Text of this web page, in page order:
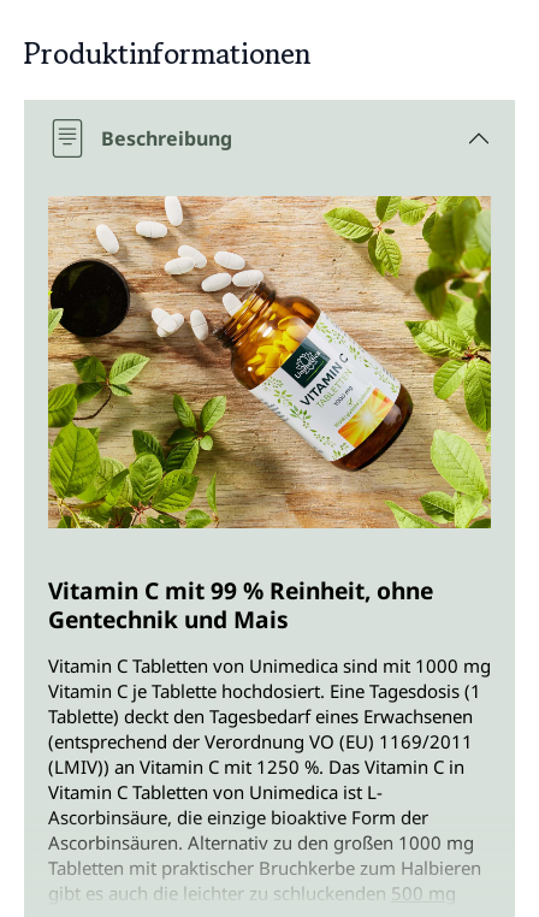
Produktinformationen
Beschreibung
Vitamin C mit 99 % Reinheit, ohne
Gentechnik und Mais
Vitamin C Tabletten von Unimedica sind mit 1000 mg
Vitamin C je Tablette hochdosiert. Eine Tagesdosis (1
Tablette) deckt den Tagesbedarf eines Erwachsenen
(entsprechend der Verordnung VO (EU) 1169/2011
(LMIV)) an Vitamin C mit 1250 %. Das Vitamin C in
Vitamin C Tabletten von Unimedica ist L-
Ascorbinsäure, die einzige bioaktive Form der
Ascorbinsäuren. Alternativ zu den großen 1000 mg
Tabletten mit praktischer Bruchkerbe zum Halbieren
gibt es auch die leichter zu schluckenden 500 mg